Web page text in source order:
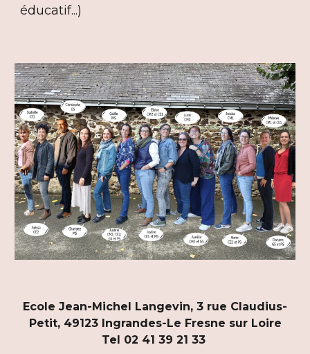
éducatif...)
Ecole Jean-Michel Langevin, 3 rue Claudius-
Petit, 49123 Ingrandes-Le Fresne sur Loire
Tel 02 41 39 21 33